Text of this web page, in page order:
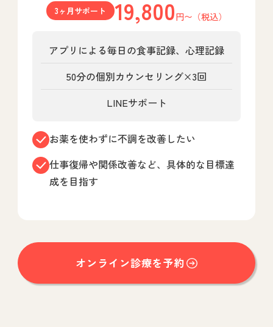
3ヶ月サポート 19,800円〜（税込）
アプリによる毎日の食事記録、心理記録
50分の個別カウンセリング×3回
LINEサポート
お薬を使わずに不調を改善したい
仕事復帰や関係改善など、具体的な目標達
成を目指す
オンライン診療を予約